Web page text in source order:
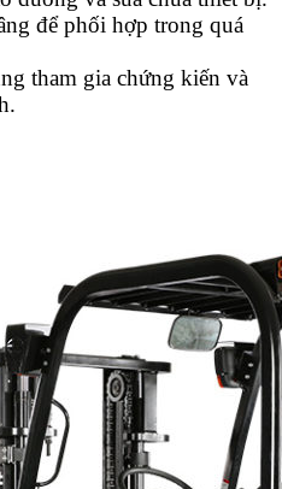
để phối hợp trong quá
tham gia chứng kiến và